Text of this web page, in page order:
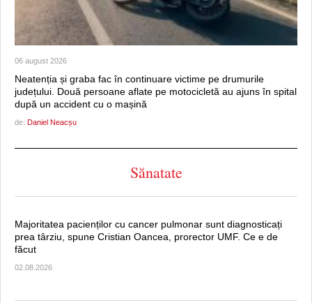
06 august 2026
Neatenția și graba fac în continuare victime pe drumurile
județului. Două persoane aflate pe motocicletă au ajuns în spital
după un accident cu o mașină
de: Daniel Neacșu
Sănatate
Majoritatea pacienților cu cancer pulmonar sunt diagnosticați
prea târziu, spune Cristian Oancea, prorector UMF. Ce e de
făcut
02.08.2026